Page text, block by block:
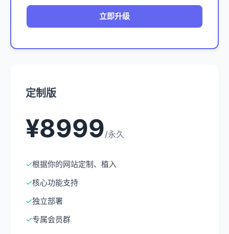
立即升级
定制版
¥8999/永久
✓根据你的网站定制、植入
✓核心功能支持
✓独立部署
✓专属会员群